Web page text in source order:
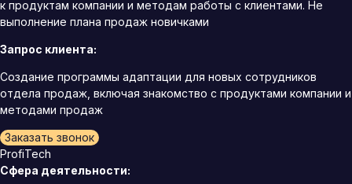
к продуктам компании и методам работы с клиентами. Не
выполнение плана продаж новичками
Запрос клиента:
Создание программы адаптации для новых сотрудников
отдела продаж, включая знакомство с продуктами компании и
методами продаж
Заказать звонок
ProfiTech
Сфера деятельности: